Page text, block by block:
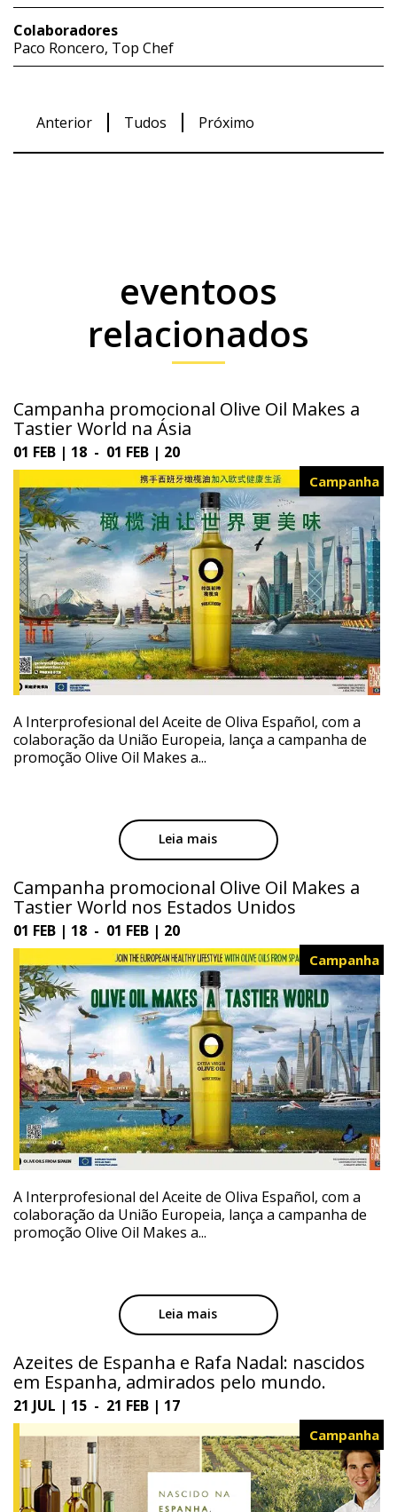
Colaboradores
Paco Roncero, Top Chef
Anterior Tudos Próximo
eventoos
relacionados
Campanha promocional Olive Oil Makes a
Tastier World na Ásia
01 FEB | 18 - 01 FEB | 20
Campanha
A Interprofesional del Aceite de Oliva Español, com a
colaboração da União Europeia, lança a campanha de
promoção Olive Oil Makes a...
Leia mais
Campanha promocional Olive Oil Makes a
Tastier World nos Estados Unidos
01 FEB | 18 - 01 FEB | 20
Campanha
A Interprofesional del Aceite de Oliva Español, com a
colaboração da União Europeia, lança a campanha de
promoção Olive Oil Makes a...
Leia mais
Azeites de Espanha e Rafa Nadal: nascidos
em Espanha, admirados pelo mundo.
21 JUL | 15 - 21 FEB | 17
Campanha